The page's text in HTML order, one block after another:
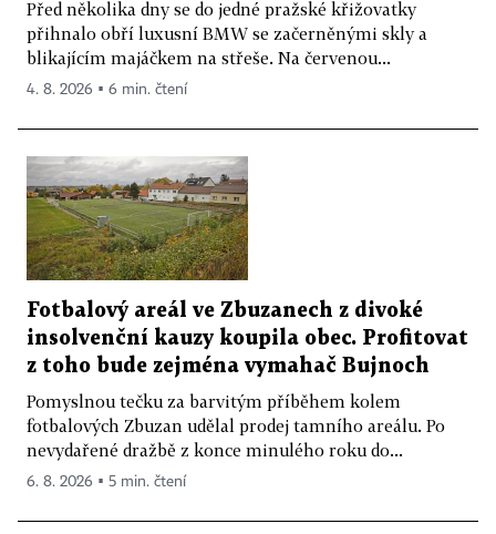
Před několika dny se do jedné pražské křižovatky
přihnalo obří luxusní BMW se začerněnými skly a
blikajícím majáčkem na střeše. Na červenou...
4. 8. 2026 ▪ 6 min. čtení
Fotbalový areál ve Zbuzanech z divoké
insolvenční kauzy koupila obec. Profitovat
z toho bude zejména vymahač Bujnoch
Pomyslnou tečku za barvitým příběhem kolem
fotbalových Zbuzan udělal prodej tamního areálu. Po
nevydařené dražbě z konce minulého roku do...
6. 8. 2026 ▪ 5 min. čtení